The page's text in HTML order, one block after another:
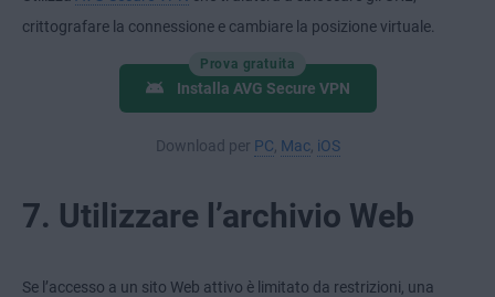
crittografare la connessione e cambiare la posizione virtuale.
Prova gratuita
Installa AVG Secure VPN
Download per PC Mac, iOS
7. Utilizzare l’archivio Web
Se l’accesso a un sito Web attivo è limitato da restrizioni, una